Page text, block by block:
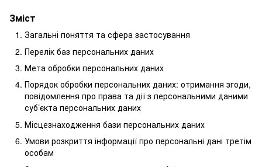
Зміст
Загальні поняття та сфера застосування
Перелік баз персональних даних
Мета обробки персональних даних
Порядок обробки персональних даних: отримання згоди,
повідомлення про права та дії з персональними даними
суб’єкта персональних даних
Місцезнаходження бази персональних даних
Умови розкриття інформації про персональні дані третім
особам